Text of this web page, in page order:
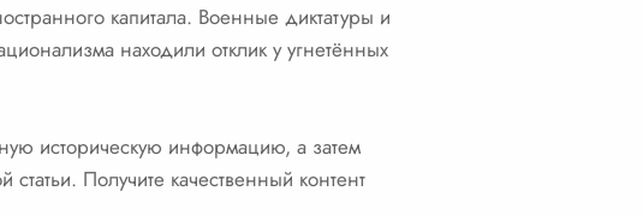
капитала. Военные диктатуры и
находили отклик у угнетённых
историческую информацию, а затем
Получите качественный контент